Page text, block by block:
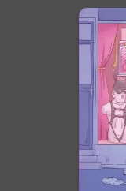
Ya
01/
Une